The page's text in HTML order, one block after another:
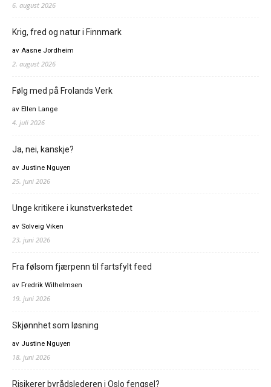
6. august 2026
Krig, fred og natur i Finnmark
av Aasne Jordheim
2. august 2026
Følg med på Frolands Verk
av Ellen Lange
4. juli 2026
Ja, nei, kanskje?
av Justine Nguyen
25. juni 2026
Unge kritikere i kunstverkstedet
av Solveig Viken
23. juni 2026
Fra følsom fjærpenn til fartsfylt feed
av Fredrik Wilhelmsen
19. juni 2026
Skjønnhet som løsning
av Justine Nguyen
18. juni 2026
Risikerer byrådslederen i Oslo fengsel?